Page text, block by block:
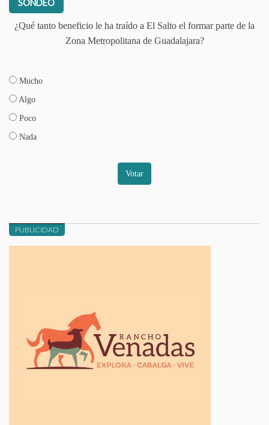
SONDEO
¿Qué tanto beneficio le ha traído a El Salto el formar parte de la
Zona Metropolitana de Guadalajara?
Mucho
Algo
Poco
Nada
Votar
PUBLICIDAD